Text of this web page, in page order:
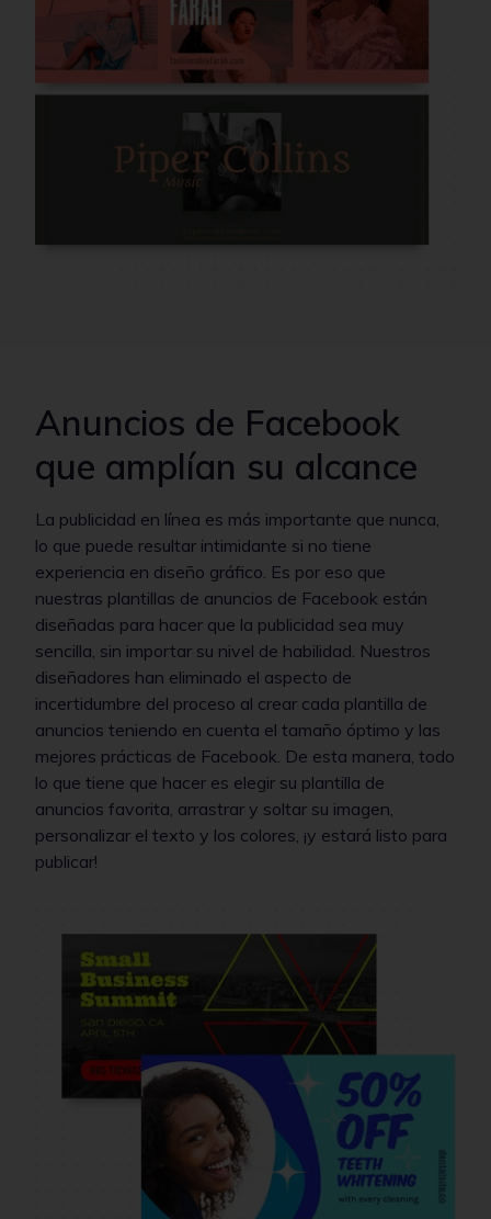
Anuncios de Facebook
que amplían su alcance
La publicidad en línea es más importante que nunca,
lo que puede resultar intimidante si no tiene
experiencia en diseño gráfico. Es por eso que
nuestras plantillas de anuncios de Facebook están
diseñadas para hacer que la publicidad sea muy
sencilla, sin importar su nivel de habilidad. Nuestros
diseñadores han eliminado el aspecto de
incertidumbre del proceso al crear cada plantilla de
anuncios teniendo en cuenta el tamaño óptimo y las
mejores prácticas de Facebook. De esta manera, todo
lo que tiene que hacer es elegir su plantilla de
anuncios favorita, arrastrar y soltar su imagen,
personalizar el texto y los colores, ¡y estará listo para
publicar!